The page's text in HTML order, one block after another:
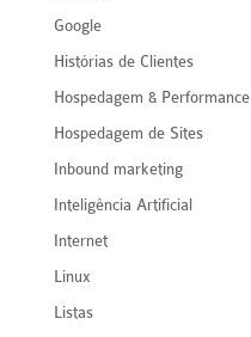
Google
Histórias de Clientes
Hospedagem & Performance
Hospedagem de Sites
Inbound marketing
Inteligência Artificial
Internet
Linux
Listas